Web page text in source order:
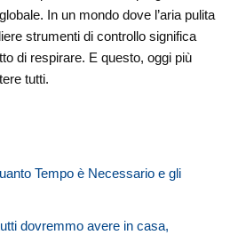
In un mondo dove l’aria pulita
strumenti di controllo significa
di respirare. E questo, oggi più
tutti.
Tempo è Necessario e gli
dovremmo avere in casa,